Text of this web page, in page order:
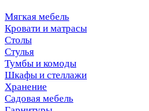
Мягкая мебель
Кровати и матрасы
Столы
Стулья
Тумбы и комоды
Шкафы и стеллажи
Хранение
Садовая мебель